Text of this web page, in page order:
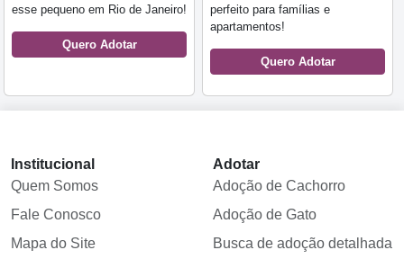
esse pequeno em Rio de Janeiro!
Quero Adotar
perfeito para famílias e
apartamentos!
Quero Adotar
Institucional
Quem Somos
Fale Conosco
Mapa do Site
Adotar
Adoção de Cachorro
Adoção de Gato
Busca de adoção detalhada